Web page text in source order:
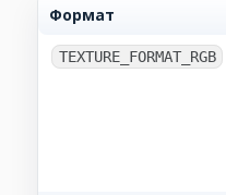
Формат
TEXTURE_FORMAT_RGB